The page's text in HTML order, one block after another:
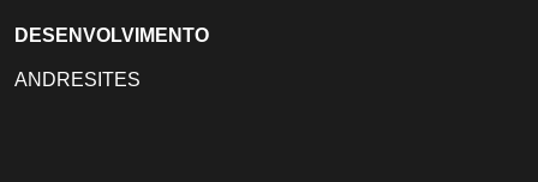
DESENVOLVIMENTO
ANDRESITES